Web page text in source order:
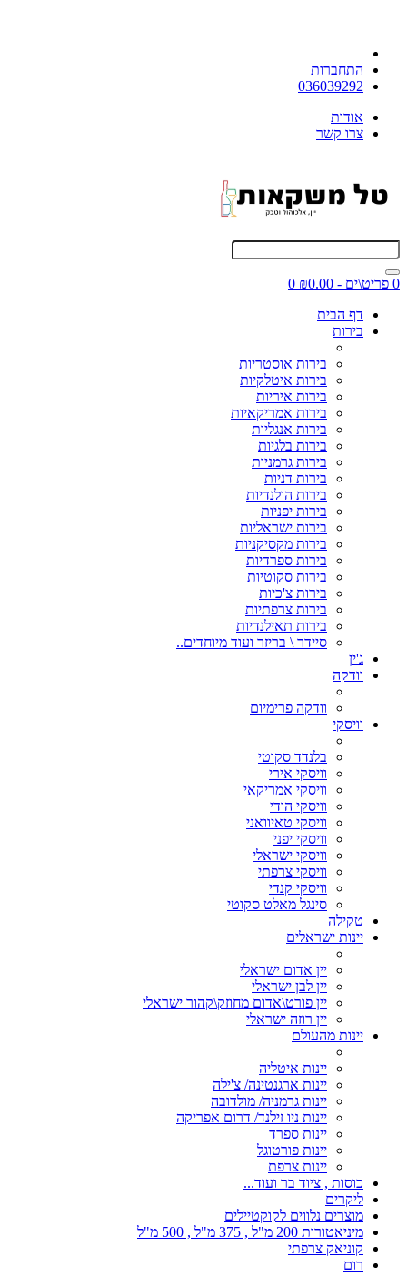
התחברות
036039292
אודות
צרו קשר
0 פריט\ים - ₪0.00
0
דף הבית
בירות
בירות אוסטריות
בירות איטלקיות
בירות איריות
בירות אמריקאיות
בירות אנגליות
בירות בלגיות
בירות גרמניות
בירות דניות
בירות הולנדיות
בירות יפניות
בירות ישראליות
בירות מקסיקניות
בירות ספרדיות
בירות סקוטיות
בירות צ'כיות
בירות צרפתיות
בירות תאילנדיות
סיידר \ בריזר ועוד מיוחדים..
ג'ין
וודקה
וודקה פרימיום
וויסקי
בלנדד סקוטי
וויסקי אירי
וויסקי אמריקאי
וויסקי הודי
וויסקי טאיוואני
וויסקי יפני
וויסקי ישראלי
וויסקי צרפתי
וויסקי קנדי
סינגל מאלט סקוטי
טקילה
יינות ישראלים
יין אדום ישראלי
יין לבן ישראלי
יין פורט\אדום מחוזק\קהור ישראלי
יין רוזה ישראלי
יינות מהעולם
יינות איטליה
יינות ארגנטינה/ צ'ילה
יינות גרמניה/ מולדובה
יינות ניו זילנד/ דרום אפריקה
יינות ספרד
יינות פורטוגל
יינות צרפת
כוסות , ציוד בר ועוד...
ליקרים
מוצרים נלווים לקוקטיילים
מיניאטורות 200 מ"ל , 375 מ"ל , 500 מ"ל
קוניאק צרפתי
רום